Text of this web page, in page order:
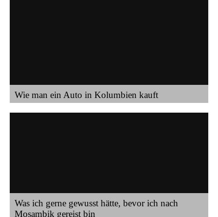
Wie man ein Auto in Kolumbien kauft
Was ich gerne gewusst hätte, bevor ich nach
Mosambik gereist bin